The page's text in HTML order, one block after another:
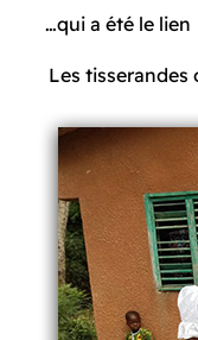
…qui a été le
Les